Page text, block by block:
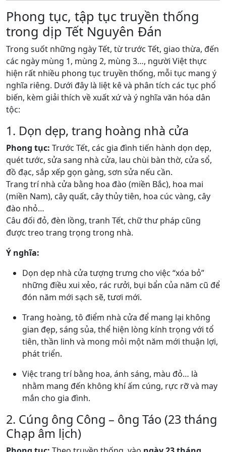
Phong tục, tập tục truyền thống
trong dịp Tết Nguyên Đán
Trong suốt những ngày Tết, từ trước Tết, giao thừa, đến
các ngày mùng 1, mùng 2, mùng 3…, người Việt thực
hiện rất nhiều phong tục truyền thống, mỗi tục mang ý
nghĩa riêng. Dưới đây là liệt kê và phân tích các tục phổ
biến, kèm giải thích về xuất xứ và ý nghĩa văn hóa dân
tộc:
1. Dọn dẹp, trang hoàng nhà cửa
Phong tục: Trước Tết, các gia đình tiến hành dọn dẹp,
quét tước, sửa sang nhà cửa, lau chùi bàn thờ, cửa sổ,
đồ đạc, sắp xếp gọn gàng, sơn sửa nếu cần.
Trang trí nhà cửa bằng hoa đào (miền Bắc), hoa mai
(miền Nam), cây quất, cây thủy tiên, hoa cúc vàng, cây
đào nhỏ…
Câu đối đỏ, đèn lồng, tranh Tết, chữ thư pháp cũng
được treo trang trọng trong nhà.
Ý nghĩa:
Dọn dẹp nhà cửa tượng trưng cho việc “xóa bỏ”
những điều xui xẻo, rác rưởi, bụi bẩn của năm cũ để
đón năm mới sạch sẽ, tươi mới.
Trang hoàng, tô điểm nhà cửa để mang lại không
gian đẹp, sáng sủa, thể hiện lòng kính trọng với tổ
tiên, thần linh và mong mỏi một năm mới thuận lợi,
phát triển.
Việc trang trí bằng hoa, ánh sáng, màu đỏ… là
nhằm mang đến không khí ấm cúng, rực rỡ và may
mắn cho gia đình.
2. Cúng ông Công – ông Táo (23 tháng
Chạp âm lịch)